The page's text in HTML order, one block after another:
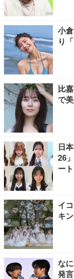
小
り
比
で
日
26
ート
イ
キ
な
発